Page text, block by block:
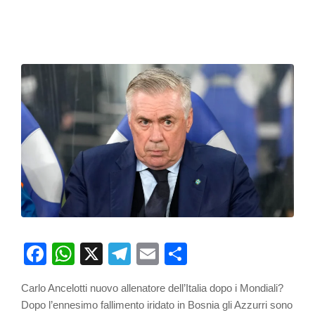
Facebook
WhatsApp
X Telegram
Email
Carlo Ancelotti nuovo allenatore dell’Italia dopo i Mondiali?
Dopo l’ennesimo fallimento iridato in Bosnia gli Azzurri sono